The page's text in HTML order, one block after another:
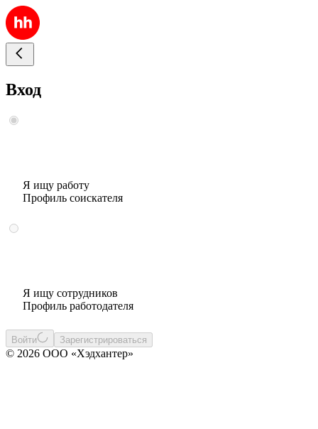
Вход
Я ищу работу
Профиль соискателя
Я ищу сотрудников
Профиль работодателя
Войти Зарегистрироваться
© 2026 ООО «Хэдхантер»